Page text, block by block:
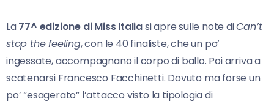
La77^ edizione di Miss Italiasi apre sulle note diCan’t
stop the feeling, con le 40 finaliste, che un po’
ingessate, accompagnano il corpo di ballo. Poi arriva a
scatenarsi Francesco Facchinetti. Dovuto ma forse un
po’ “esagerato” l’attacco visto la tipologia di